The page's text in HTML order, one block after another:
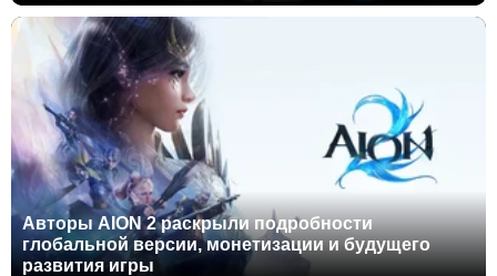
Авторы AION 2 раскрыли подробности
глобальной версии, монетизации и будущего
развития игры